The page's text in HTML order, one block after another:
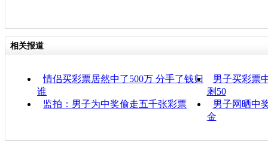
相关报道
情侣买彩票居然中了500万 分手了钱归
谁
男子买彩票
剩50
监拍：男子为中奖偷走五千张彩票
男子网晒中
金